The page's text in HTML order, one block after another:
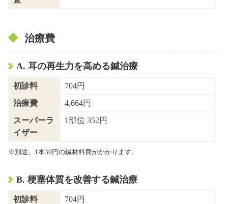
治療費
A. 耳の再生力を高める鍼治療
初診料
704円
治療費
4,664円
スーパーラ
イザー
1部位 352円
※別途、1本30円の鍼材料費がかかります。
B. 梗塞体質を改善する鍼治療
初診料
704円